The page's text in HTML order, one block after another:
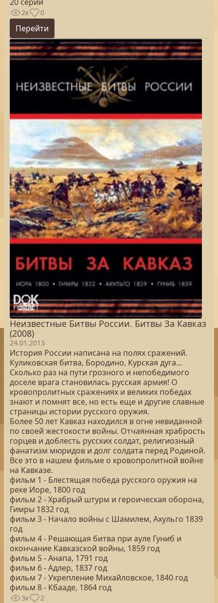
2к 0
Перейти
Неизвестные Битвы России. Битвы За Кавказ
(2008)
24.01.2013
История России написана на полях сражений.
Куликовская битва, Бородино, Курская дуга…
Сколько раз на пути грозного и непобедимого
доселе врага становилась русская армия! О
кровопролитных сражениях и великих победах
знают и помнят все, но есть еще и другие славные
страницы истории русского оружия.
Более 50 лет Кавказ находился в огне невиданной
по своей жестокости войны. Отчаянная храбрость
горцев и доблесть русских солдат, религиозный
фанатизм мюридов и долг солдата перед Родиной.
Все это в нашем фильме о кровопролитной войне
на Кавказе.
фильм 1 - Блестящая победа русского оружия на
реке Иоре, 1800 год
фильм 2 - Храбрый штурм и героическая оборона,
Гимры 1832 год
фильм 3 - Начало войны с Шамилем, Ахульго 1839
год
фильм 4 - Решающая битва при ауле Гуниб и
окончание Кавказской войны, 1859 год
фильм 5 - Анапа, 1791 год
фильм 6 - Адлер, 1837 год
фильм 7 - Укрепление Михайловское, 1840 год
фильм 8 - Кбааде, 1864 год
3к 2